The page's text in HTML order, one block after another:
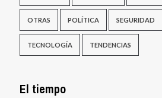
OTRAS POLÍTICA SEGURIDAD
TECNOLOGÍA TENDENCIAS
El tiempo